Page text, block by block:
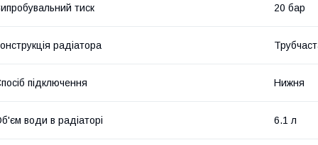
тиск 20 бар
радіатора
підключення Нижня
води в радіаторі 6.1 л